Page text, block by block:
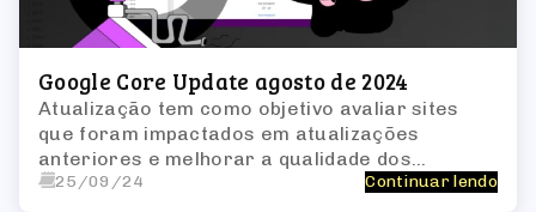
Google Core Update agosto de 2024
Atualização tem como objetivo avaliar sites
que foram impactados em atualizações
anteriores e melhorar a qualidade dos
resultados de pesquisa, destacando conteúdo
25/09/24 Continuar lendo